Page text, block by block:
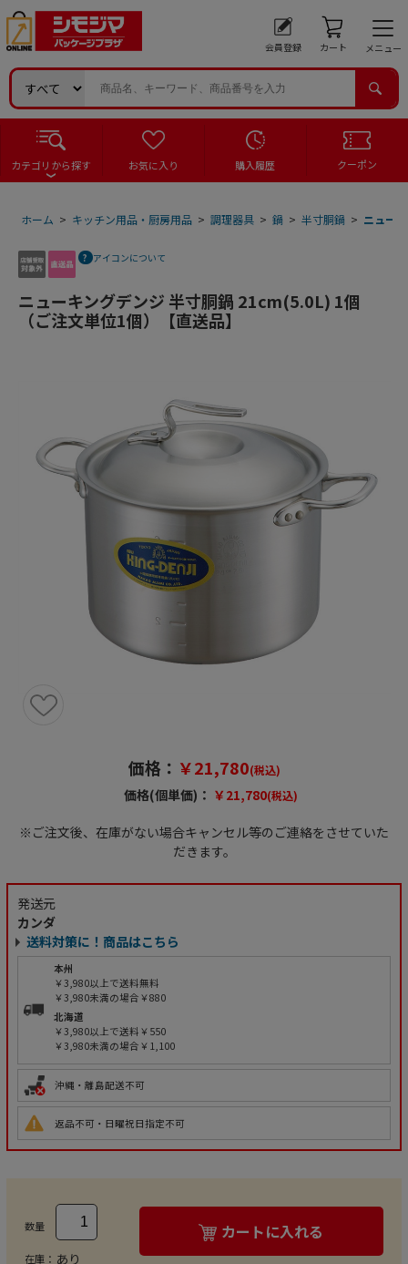
会員登録 カート メニュー
カテゴリから探す お気に入り 購入履歴 クーポン
ホーム > キッチン用品・厨房用品 > 調理器具 > 鍋 > 半寸胴鍋 > ニュー
アイコンについて
ニューキングデンジ 半寸胴鍋 21cm(5.0L) 1個
（ご注文単位1個）【直送品】
価格： ￥21,780(税込)
価格(個単価)： ￥21,780(税込)
※ご注文後、在庫がない場合キャンセル等のご連絡をさせていた
だきます。
発送元
カンダ
送料対策に！商品はこちら
本州
￥3,980以上で送料無料
￥3,980未満の場合￥880
北海道
￥3,980以上で送料￥550
￥3,980未満の場合￥1,100
沖縄・離島配送不可
返品不可・日曜祝日指定不可
数量
在庫： あり
カートに入れる